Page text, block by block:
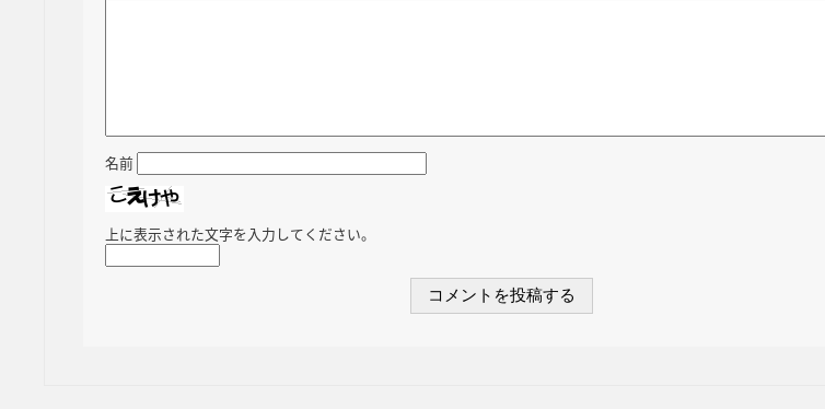
名前
上に表示された文字を入力してください。